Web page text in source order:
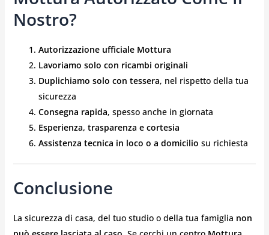
Nostro?
Autorizzazione ufficiale Mottura
Lavoriamo solo con ricambi originali
Duplichiamo solo con tessera, nel rispetto della tua
sicurezza
Consegna rapida, spesso anche in giornata
Esperienza, trasparenza e cortesia
Assistenza tecnica in loco o a domicilio su richiesta
Conclusione
La sicurezza di casa, del tuo studio o della tua famiglia non